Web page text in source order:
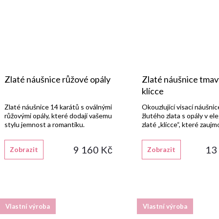
Zlaté náušnice růžové opály
9 160 Kč
Zobrazit
Zlaté náušnice 14 karátů s oválnými
růžovými opály, které dodají vašemu
stylu jemnost a romantiku.
Zlaté náušnice
klícce
Zobrazit
Okouzlující visací
žlutého zlata s opály v
zlaté „klícce“, které
Vlastní výroba Vlastní výroba